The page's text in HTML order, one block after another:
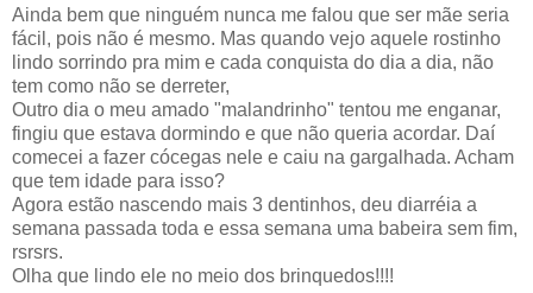
Ainda bem que ninguém nunca me falou que ser mãe seria
fácil, pois não é mesmo. Mas quando vejo aquele rostinho
lindo sorrindo pra mim e cada conquista do dia a dia, não
tem como não se derreter,
Outro dia o meu amado "malandrinho" tentou me enganar,
fingiu que estava dormindo e que não queria acordar. Daí
comecei a fazer cócegas nele e caiu na gargalhada. Acham
que tem idade para isso?
Agora estão nascendo mais 3 dentinhos, deu diarréia a
semana passada toda e essa semana uma babeira sem fim,
rsrsrs.
Olha que lindo ele no meio dos brinquedos!!!!